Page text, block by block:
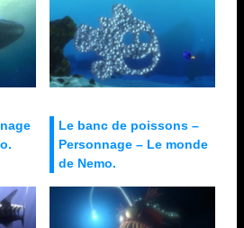
Le banc de poissons –
Personnage – Le monde
de Nemo.